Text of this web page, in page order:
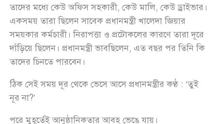
তাদের মধ্যে কেউ অফিস সহকারী, কেউ মালি, কেউ ড্রাইভার।
একসময় তারা ছিলেন সাবেক প্রধানমন্ত্রী খালেদা জিয়ার
সময়কার কর্মচারী। নিরাপত্তা ও প্রটোকলের কারণে তারা দূরে
দাঁড়িয়ে ছিলেন। প্রধানমন্ত্রী ভাবছিলেন, এত বছর পর তিনি কি
তাদের চিনতে পারবেন।
ঠিক সেই সময় দূর থেকে ভেসে আসে প্রধানমন্ত্রীর কণ্ঠ : ‘তুই
নূর না?’
পরে মুহূর্তেই আনুষ্ঠানিকতার আবহ ভেঙে যায়।